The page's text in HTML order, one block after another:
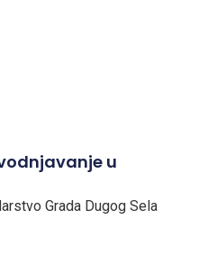
u
Grada Dugog Sela